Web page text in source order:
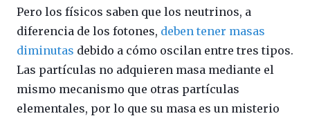
Pero los físicos saben que los neutrinos, a
diferencia de los fotones, deben tener masas
diminutas debido a cómo oscilan entre tres tipos.
Las partículas no adquieren masa mediante el
mismo mecanismo que otras partículas
elementales, por lo que su masa es un misterio